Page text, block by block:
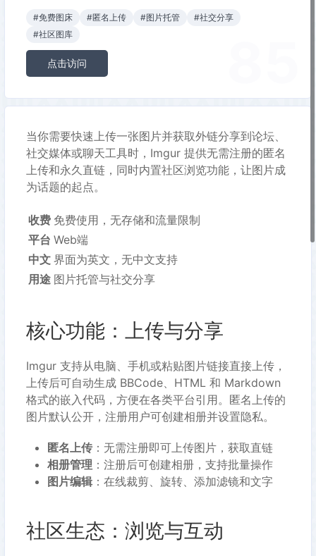
#免费图床 #匿名上传 #图片托管
#社交分享
#社区图库
点击访问
当你需要快速上传一张图片并获取外链分享到论坛、
社交媒体或聊天工具时，Imgur 提供无需注册的匿名
上传和永久直链，同时内置社区浏览功能，让图片成
为话题的起点。
收费 免费使用，无存储和流量限制
平台 Web端
中文 界面为英文，无中文支持
用途 图片托管与社交分享
核心功能：上传与分享
Imgur 支持从电脑、手机或粘贴图片链接直接上传，
上传后可自动生成 BBCode、HTML 和 Markdown
格式的嵌入代码，方便在各类平台引用。匿名上传的
图片默认公开，注册用户可创建相册并设置隐私。
匿名上传 ：无需注册即可上传图片，获取直链
相册管理 ：注册后可创建相册，支持批量操作
图片编辑 ：在线裁剪、旋转、添加滤镜和文字
社区生态：浏览与互动